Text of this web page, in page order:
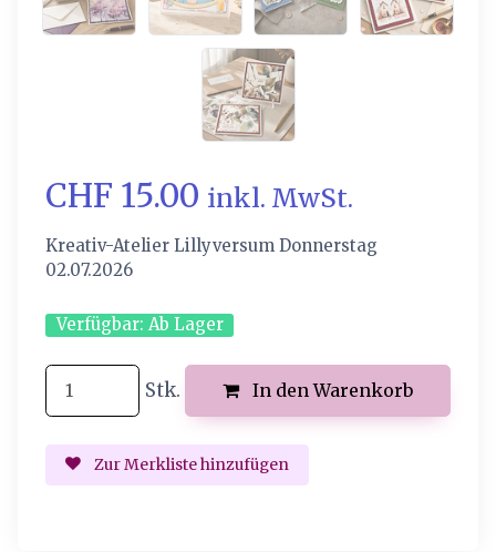
CHF 15.00 inkl. MwSt.
Kreativ-Atelier Lillyversum Donnerstag
02.07.2026
Verfügbar: Ab Lager
Stk. In den Warenkorb
Zur Merkliste hinzufügen